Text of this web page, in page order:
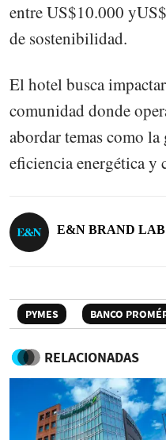
entre US$10.000
de sostenibilidad.
El hotel busca
comunidad donde
abordar temas como
eficiencia energética y
E&N BRAND LAB
PYMES BANCO
RELACIONADAS